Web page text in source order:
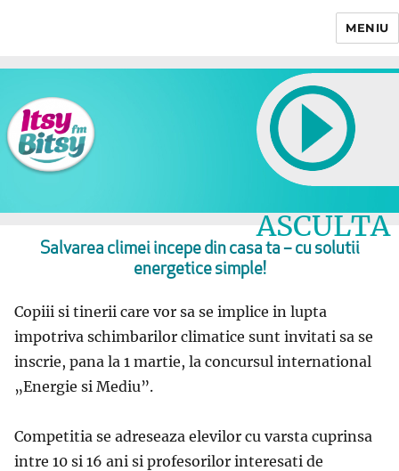
MENIU
ASCULTA
LIVE
Salvarea climei incepe din casa ta – cu solutii
energetice simple!
Copiii si tinerii care vor sa se implice in lupta
impotriva schimbarilor climatice sunt invitati sa se
inscrie, pana la 1 martie, la concursul international
„Energie si Mediu”.
Competitia se adreseaza elevilor cu varsta cuprinsa
intre 10 si 16 ani si profesorilor interesati de